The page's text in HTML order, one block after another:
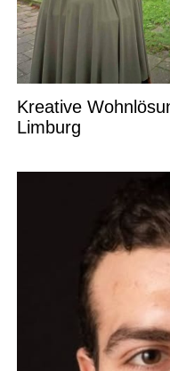
Kreative
Limburg